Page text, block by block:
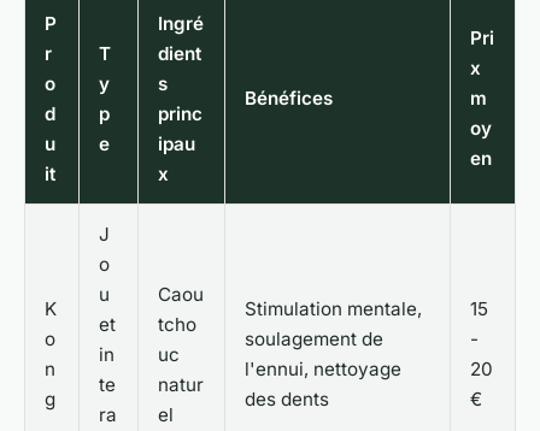
P
r
o
d
u
it
T
y
p
e
Ingré
dient
s
princ
ipau
x
Bénéfices
Pri
x
m
oy
en
K
o
n
g
J
o
u
et
in
te
ra
Caou
tcho
uc
natur
el
Stimulation mentale,
soulagement de
l'ennui, nettoyage
des dents
15
-
20
€